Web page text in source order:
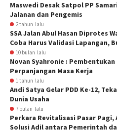
Maswedi Desak Satpol PP
Jalanan dan Pengemis
2 tahun lalu
SSA Jalan Abul Hasan Diprotes
Coba Harus Validasi Lapangan,
10 bulan lalu
Novan Syahronie : Pembentukan
Perpanjangan Masa Kerja
1 tahun lalu
Andi Satya Gelar PDD Ke-12,
Dunia Usaha
7 bulan lalu
Perkara Revitalisasi Pasar Pagi,
Solusi Adil antara Pemerintah